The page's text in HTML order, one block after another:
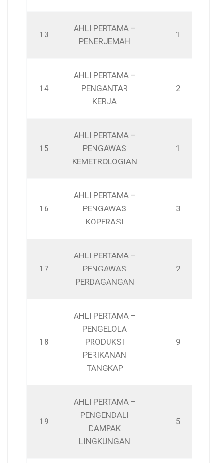
13
AHLI PERTAMA –
PENERJEMAH
1
14
AHLI PERTAMA –
PENGANTAR
KERJA
2
15
AHLI PERTAMA –
PENGAWAS
KEMETROLOGIAN
1
16
AHLI PERTAMA –
PENGAWAS
KOPERASI
3
17
AHLI PERTAMA –
PENGAWAS
PERDAGANGAN
2
18
AHLI PERTAMA –
PENGELOLA
PRODUKSI
PERIKANAN
TANGKAP
9
19
AHLI PERTAMA –
PENGENDALI
DAMPAK
LINGKUNGAN
5